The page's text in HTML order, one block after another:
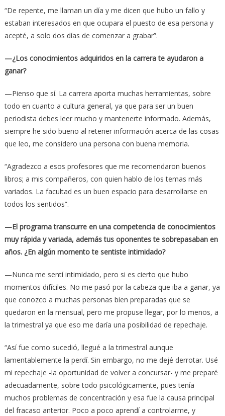
“De repente, me llaman un día y me dicen que hubo un fallo y
estaban interesados en que ocupara el puesto de esa persona y
acepté, a solo dos días de comenzar a grabar”.
—¿Los conocimientos adquiridos en la carrera te ayudaron a
ganar?
—Pienso que sí. La carrera aporta muchas herramientas, sobre
todo en cuanto a cultura general, ya que para ser un buen
periodista debes leer mucho y mantenerte informado. Además,
siempre he sido bueno al retener información acerca de las cosas
que leo, me considero una persona con buena memoria.
“Agradezco a esos profesores que me recomendaron buenos
libros; a mis compañeros, con quien hablo de los temas más
variados. La facultad es un buen espacio para desarrollarse en
todos los sentidos”.
—El programa transcurre en una competencia de conocimientos
muy rápida y variada, además tus oponentes te sobrepasaban en
años. ¿En algún momento te sentiste intimidado?
—Nunca me sentí intimidado, pero si es cierto que hubo
momentos difíciles. No me pasó por la cabeza que iba a ganar, ya
que conozco a muchas personas bien preparadas que se
quedaron en la mensual, pero me propuse llegar, por lo menos, a
la trimestral ya que eso me daría una posibilidad de repechaje.
“Así fue como sucedió, llegué a la trimestral aunque
lamentablemente la perdí. Sin embargo, no me dejé derrotar. Usé
mi repechaje -la oportunidad de volver a concursar- y me preparé
adecuadamente, sobre todo psicológicamente, pues tenía
muchos problemas de concentración y esa fue la causa principal
del fracaso anterior. Poco a poco aprendí a controlarme, y